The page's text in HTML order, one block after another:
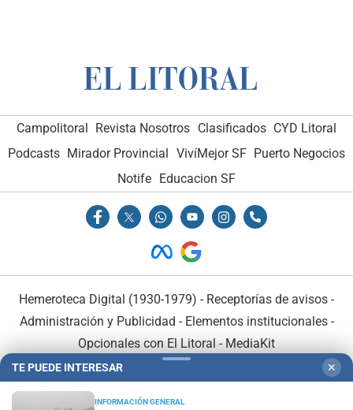
Campolitoral Revista Nosotros Clasificados CYD Litoral
Podcasts Mirador Provincial VivíMejor SF Puerto Negocios
Notife Educacion SF
Hemeroteca Digital (1930-1979) - Receptorías de avisos -
Administración y Publicidad - Elementos institucionales-
Opcionales con El Litoral - MediaKit
TE PUEDE INTERESAR ✕
INFORMACIÓN GENERAL